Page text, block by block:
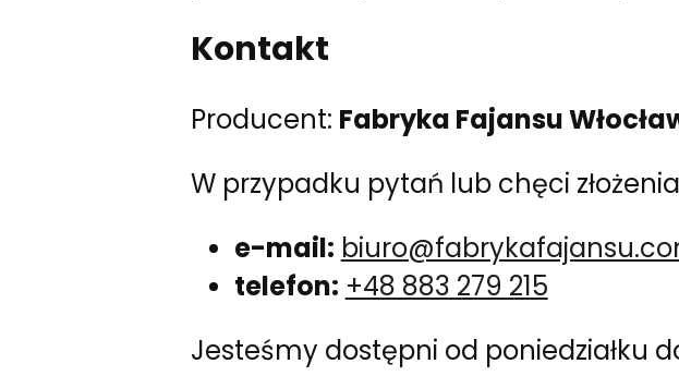
Kontakt
Producent: Fabryka Fajansu
W przypadku pytań lub chęci
e-mail:
telefon: +48 883 279 215
Jesteśmy dostępni od poniedziałku